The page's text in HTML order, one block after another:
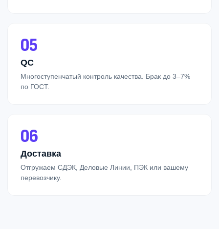
05
QC
Многоступенчатый контроль качества. Брак до 3–7%
по ГОСТ.
06
Доставка
Отгружаем СДЭК, Деловые Линии, ПЭК или вашему
перевозчику.